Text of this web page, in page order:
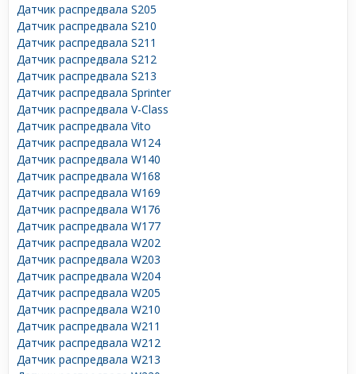
Датчик распредвала S205
Датчик распредвала S210
Датчик распредвала S211
Датчик распредвала S212
Датчик распредвала S213
Датчик распредвала Sprinter
Датчик распредвала V-Class
Датчик распредвала Vito
Датчик распредвала W124
Датчик распредвала W140
Датчик распредвала W168
Датчик распредвала W169
Датчик распредвала W176
Датчик распредвала W177
Датчик распредвала W202
Датчик распредвала W203
Датчик распредвала W204
Датчик распредвала W205
Датчик распредвала W210
Датчик распредвала W211
Датчик распредвала W212
Датчик распредвала W213